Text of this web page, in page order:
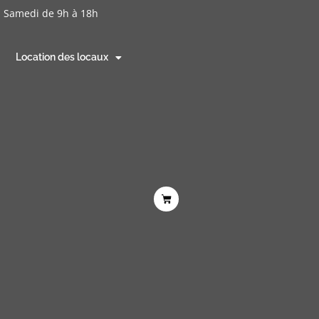
de 9h à 18h
Location des locaux